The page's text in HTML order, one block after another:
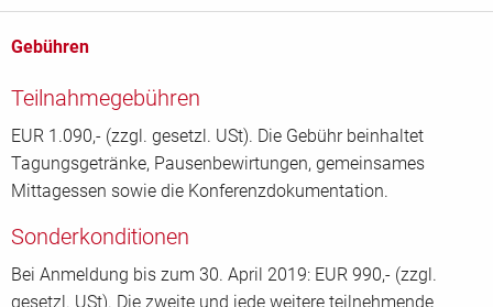
Gebühren
Teilnahmegebühren
EUR 1.090,- (zzgl. gesetzl. USt). Die Gebühr beinhaltet
Tagungsgetränke, Pausenbewirtungen, gemeinsames
Mittagessen sowie die Konferenzdokumentation.
Sonderkonditionen
Bei Anmeldung bis zum 30. April 2019: EUR 990,- (zzgl.
gesetzl. USt). Die zweite und jede weitere teilnehmende